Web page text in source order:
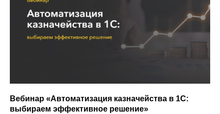
Вебинар «Автоматизация казначейства в 1С:
выбираем эффективное решение»